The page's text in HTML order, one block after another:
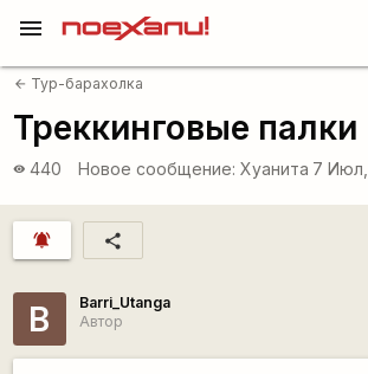
menu
arrow_back Тур-барахолка
Треккинговые палки
visibility 440 Новое сообщение: Хуанита 7 Июл,
notifications_active share
B
Barri_Utanga
Автор